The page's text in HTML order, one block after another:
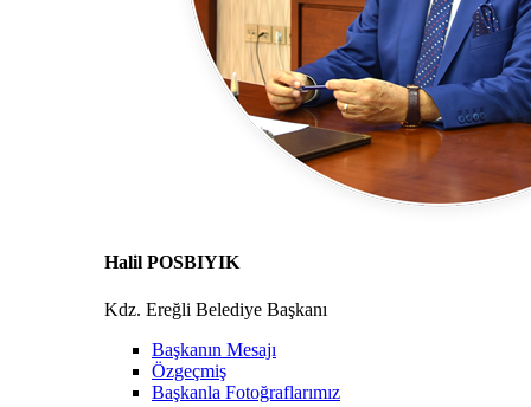
Halil POSBIYIK
Kdz. Ereğli Belediye Başkanı
Başkanın Mesajı
Özgeçmiş
Başkanla Fotoğraflarımız